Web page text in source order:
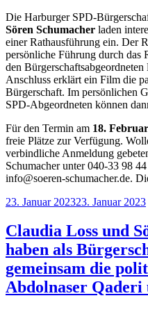
Die Harburger SPD-
Sören Schumacher laden
einer Rathausführung ein. Der
persönliche Führung durch das
den
Anschluss erklärt ein Film die
Bürgerschaft. Im persönlichen
SPD-Abgeordneten können
Für den Termin am 18.
freie Plätze zur Verfügung.
verbindliche Anmeldung
Schumacher unter 040-33 98
info@soeren-schumacher.de.
Veröffentlicht
23. Januar 202323. Januar 2023
Claudia Loss und
haben als
gemeinsam die
Abdolnaser Qaderi